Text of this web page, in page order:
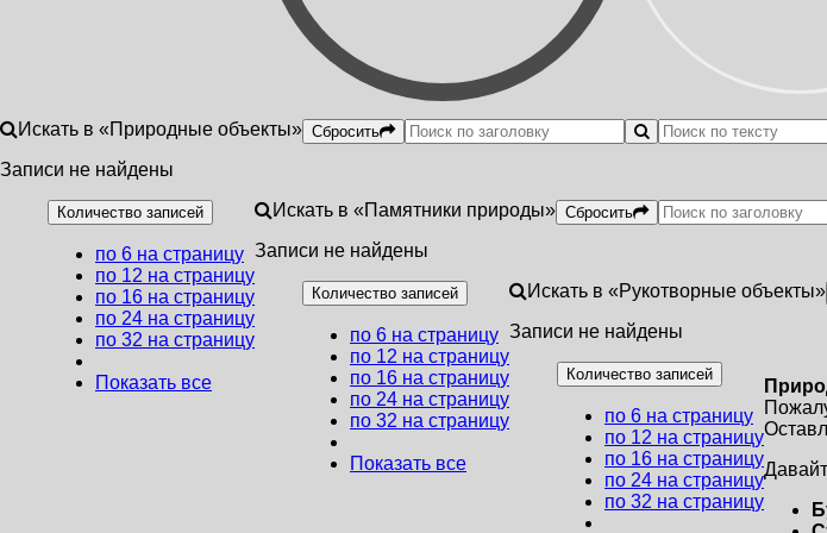
Искать в «Природные объекты» Сбросить
Записи не найдены
Количество записей
по 6 на страницу
по 12 на страницу
по 16 на страницу
по 24 на страницу
по 32 на страницу
Показать все
Искать в «Памятники природы» Сбросить
Записи не найдены
Количество записей
по 6 на страницу
по 12 на страницу
по 16 на страницу
по 24 на страницу
по 32 на страницу
Показать все
Искать в «Рукотворные объекты»
Записи не найдены
Количество записей
по 6 на страницу
по 12 на страницу
по 16 на страницу
по 24 на страницу
по 32 на страницу